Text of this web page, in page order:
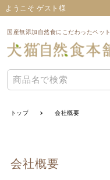
ようこそ ゲスト様
国産無添加自然食にこだわったペッ
トップ 会社概要
会社概要